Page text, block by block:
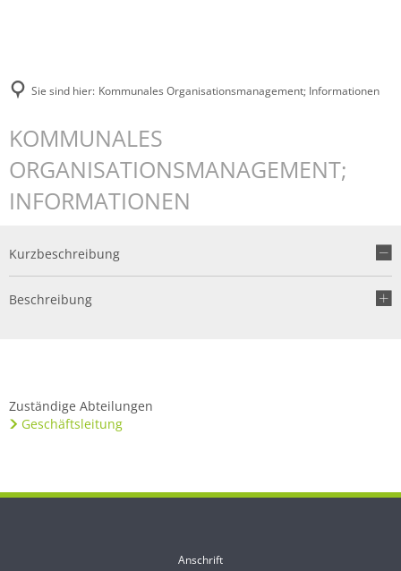
Sie sind hier: Kommunales Organisationsmanagement; Informationen
KOMMUNALES
ORGANISATIONSMANAGEMENT;
INFORMATIONEN
Kurzbeschreibung
Beschreibung
Zuständige Abteilungen
Geschäftsleitung
Anschrift